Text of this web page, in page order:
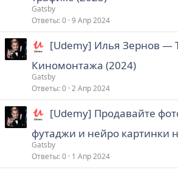
Gatsby
Ответы 0 9 Апр 2024
[Udemy] Илья Зернов ―
Киномонтажа (2024)
Gatsby
Ответы 0 2 Апр 2024
[Udemy] Продавайте
футаджи и нейро картинки
Gatsby
Ответы 0 1 Апр 2024